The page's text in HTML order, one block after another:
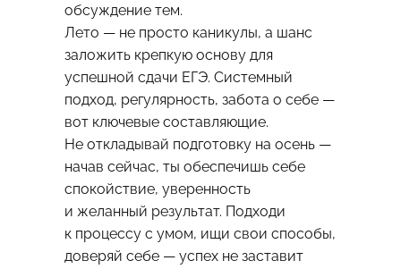
обсуждение тем.
Лето — не просто каникулы, а шанс
заложить крепкую основу для
успешной сдачи ЕГЭ. Системный
подход, регулярность, забота о себе —
вот ключевые составляющие.
Не откладывай подготовку на осень —
начав сейчас, ты обеспечишь себе
спокойствие, уверенность
и желанный результат. Подходи
к процессу с умом, ищи свои способы,
доверяй себе — успех не заставит